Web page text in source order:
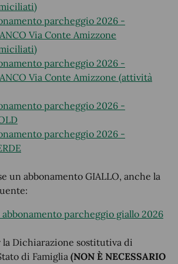
parcheggio 2026 -
Via Conte Amizzone
parcheggio 2026 -
Via Conte Amizzone (attività
parcheggio 2026 -
parcheggio 2026 -
un abbonamento GIALLO, anche la
parcheggio giallo 2026
Dichiarazione sostitutiva di
di Famiglia (NON È NECESSARIO